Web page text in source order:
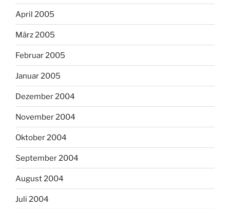
April 2005
März 2005
Februar 2005
Januar 2005
Dezember 2004
November 2004
Oktober 2004
September 2004
August 2004
Juli 2004